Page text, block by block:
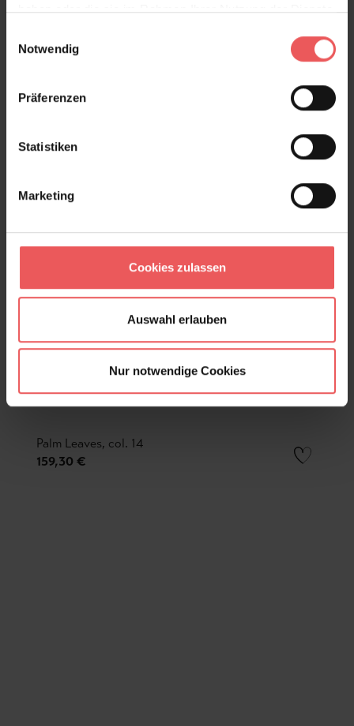
haben oder die sie im Rahmen Ihrer Nutzung der Dienste
Notwendig
Präferenzen
Statistiken
Marketing
Cookies zulassen
Auswahl erlauben
Nur notwendige Cookies
159,30 €
Palm Leaves, col. 14
159,30 €